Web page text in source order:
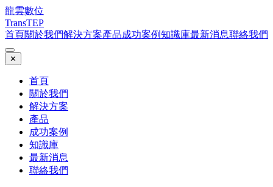
龍雲數位
TransTEP
首頁關於我們解決方案產品成功案例知識庫最新消息聯絡我們
✕
首頁
關於我們
解決方案
產品
成功案例
知識庫
最新消息
聯絡我們